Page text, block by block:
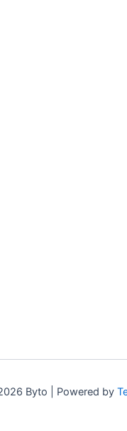
Byto | Powered by